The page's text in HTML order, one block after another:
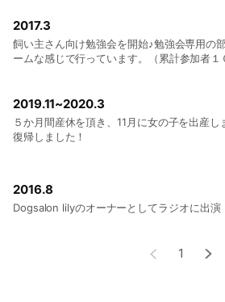
2017.3
飼い主さん向け勉強会を開始♪勉強会専用の
ームな感じで行っています。（累計参加者１
2019.11~2020.3
５か月間産休を頂き、11月に女の子を出産
復帰しました！
2016.8
Dogsalon lilyのオーナーとしてラジオに出演
1